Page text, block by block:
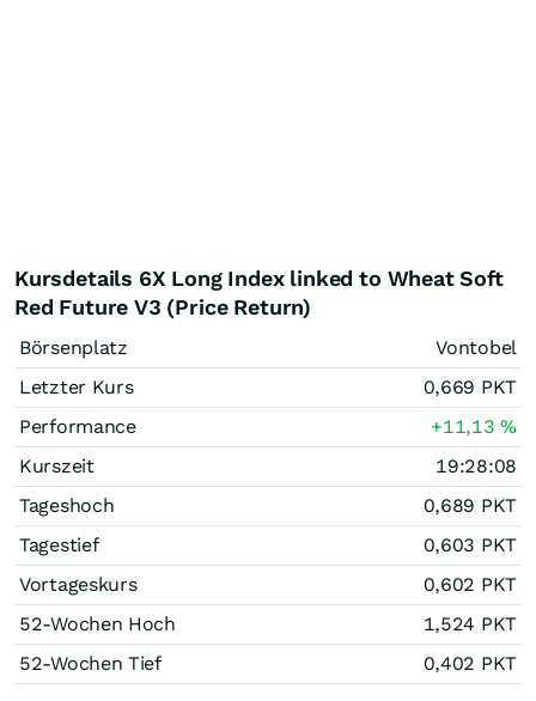
Kursdetails 6X Long Index linked to Wheat Soft
Red Future V3 (Price Return)
Börsenplatz
Vontobel
Letzter Kurs
0,669 PKT
Performance
+11,13%
Kurszeit
19:28:08
Tageshoch
0,689 PKT
Tagestief
0,603 PKT
Vortageskurs
0,602 PKT
52-Wochen Hoch
1,524 PKT
52-Wochen Tief
0,402 PKT